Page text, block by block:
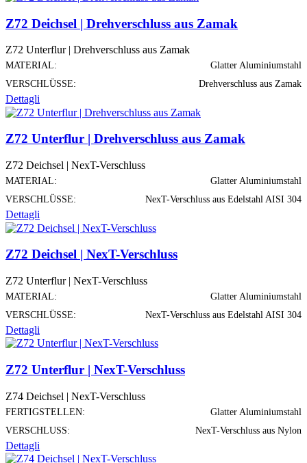
Z72 Deichsel | Drehverschluss aus Zamak
Z72 Unterflur | Drehverschluss aus Zamak
MATERIAL:
Glatter Aluminiumstahl
VERSCHLÜSSE:
Drehverschluss aus Zamak
Dettagli
Z72 Unterflur | Drehverschluss aus Zamak
Z72 Deichsel | NexT-Verschluss
MATERIAL:
Glatter Aluminiumstahl
VERSCHLÜSSE:
NexT-Verschluss aus Edelstahl AISI 304
Dettagli
Z72 Deichsel | NexT-Verschluss
Z72 Unterflur | NexT-Verschluss
MATERIAL:
Glatter Aluminiumstahl
VERSCHLÜSSE:
NexT-Verschluss aus Edelstahl AISI 304
Dettagli
Z72 Unterflur | NexT-Verschluss
Z74 Deichsel | NexT-Verschluss
FERTIGSTELLEN:
Glatter Aluminiumstahl
VERSCHLUSS:
NexT-Verschluss aus Nylon
Dettagli